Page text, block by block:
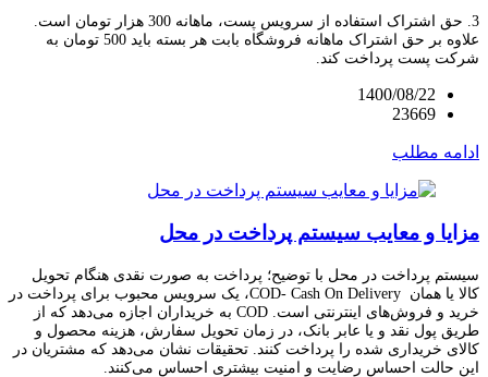
3. حق اشتراک استفاده از سرویس پست، ماهانه 300 هزار تومان است.
علاوه بر حق اشتراک ماهانه فروشگاه بابت هر بسته باید 500 تومان به
شرکت پست پرداخت کند.
1400/08/22
23669
ادامه مطلب
مزایا و معایب سیستم پرداخت در محل
سیستم پرداخت در محل با توضیح؛ پرداخت به صورت نقدی هنگام تحویل
کالا یا همان COD- Cash On Delivery، یک سرویس محبوب برای پرداخت در
خرید و فروش‌های اینترنتی است. COD به خریداران اجازه می‌دهد که از
طریق پول نقد و یا عابر بانک، در زمان تحویل سفارش، هزینه محصول و
کالای خریداری شده را پرداخت کنند. تحقیقات نشان می‌دهد که مشتریان در
این حالت احساس رضایت و امنیت بیشتری احساس می‌کنند.